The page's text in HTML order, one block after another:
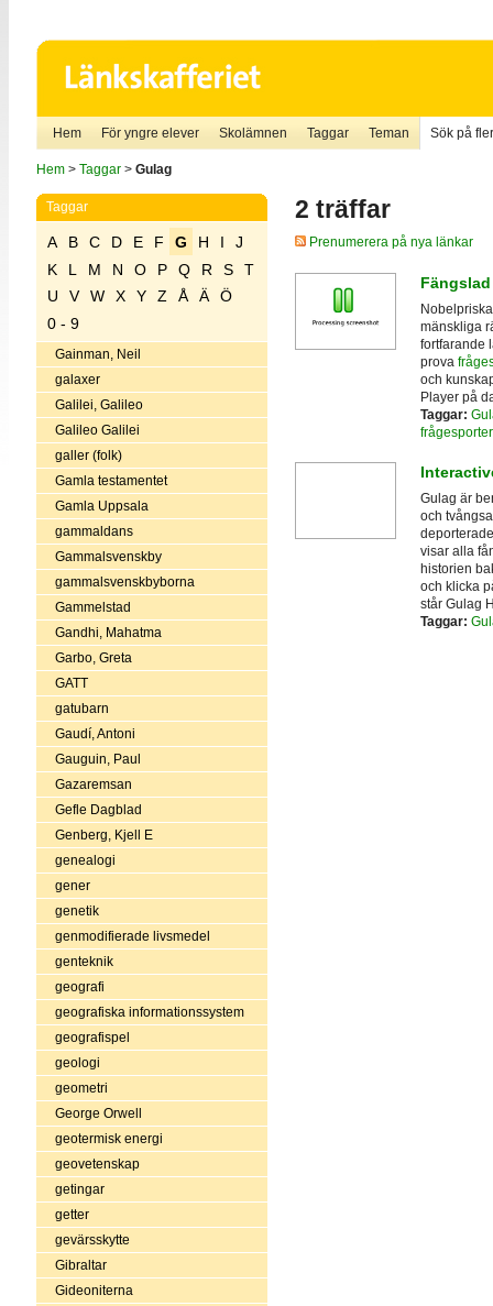
Hem För yngre elever Skolämnen Taggar Teman Sök på
Hem> Taggar> Gulag
Taggar
A B C D E F G H I
J
K
L M N O P Q R S
T
U
V W X Y Z Å Ä
Ö
0 - 9
Gainman, Neil
galaxer
Galilei, Galileo
Galileo Galilei
galler (folk)
Gamla testamentet
Gamla Uppsala
gammaldans
Gammalsvenskby
gammalsvenskbyborna
Gammelstad
Gandhi, Mahatma
Garbo, Greta
GATT
gatubarn
Gaudí, Antoni
Gauguin, Paul
Gazaremsan
Gefle Dagblad
Genberg, Kjell E
genealogi
gener
genetik
genmodifierade livsmedel
genteknik
geografi
geografiska informationssystem
geografispel
geologi
geometri
George Orwell
geotermisk energi
geovetenskap
getingar
getter
gevärsskytte
Gibraltar
Gideoniterna
2 träffar
Prenumerera på nya länkar
mänskliga
fortfarande
prova
och
Player på
Taggar:
frågesporter
Gulag är
och
visar alla
historien
och klicka
står Gulag
Taggar: